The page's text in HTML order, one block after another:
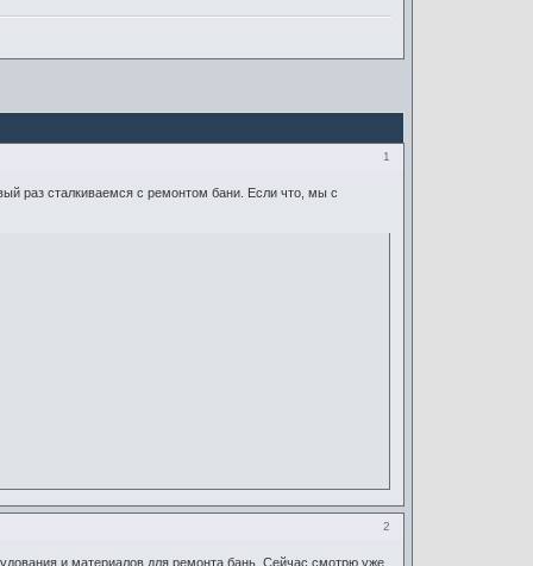
1
раз сталкиваемся с ремонтом бани. Если что, мы с
2
и материалов для ремонта бань. Сейчас смотрю уже